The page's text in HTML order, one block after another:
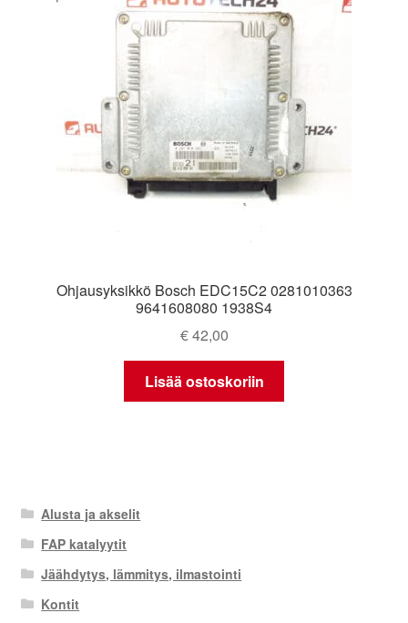
Ohjausyksikkö Bosch EDC15C2 0281010363
9641608080 1938S4
€42,00
Lisää ostoskoriin
Alusta ja akselit
FAP katalyytit
Jäähdytys, lämmitys, ilmastointi
Kontit